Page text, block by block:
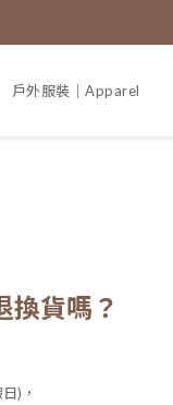
戶外服裝｜Apparel
換貨嗎？
)，